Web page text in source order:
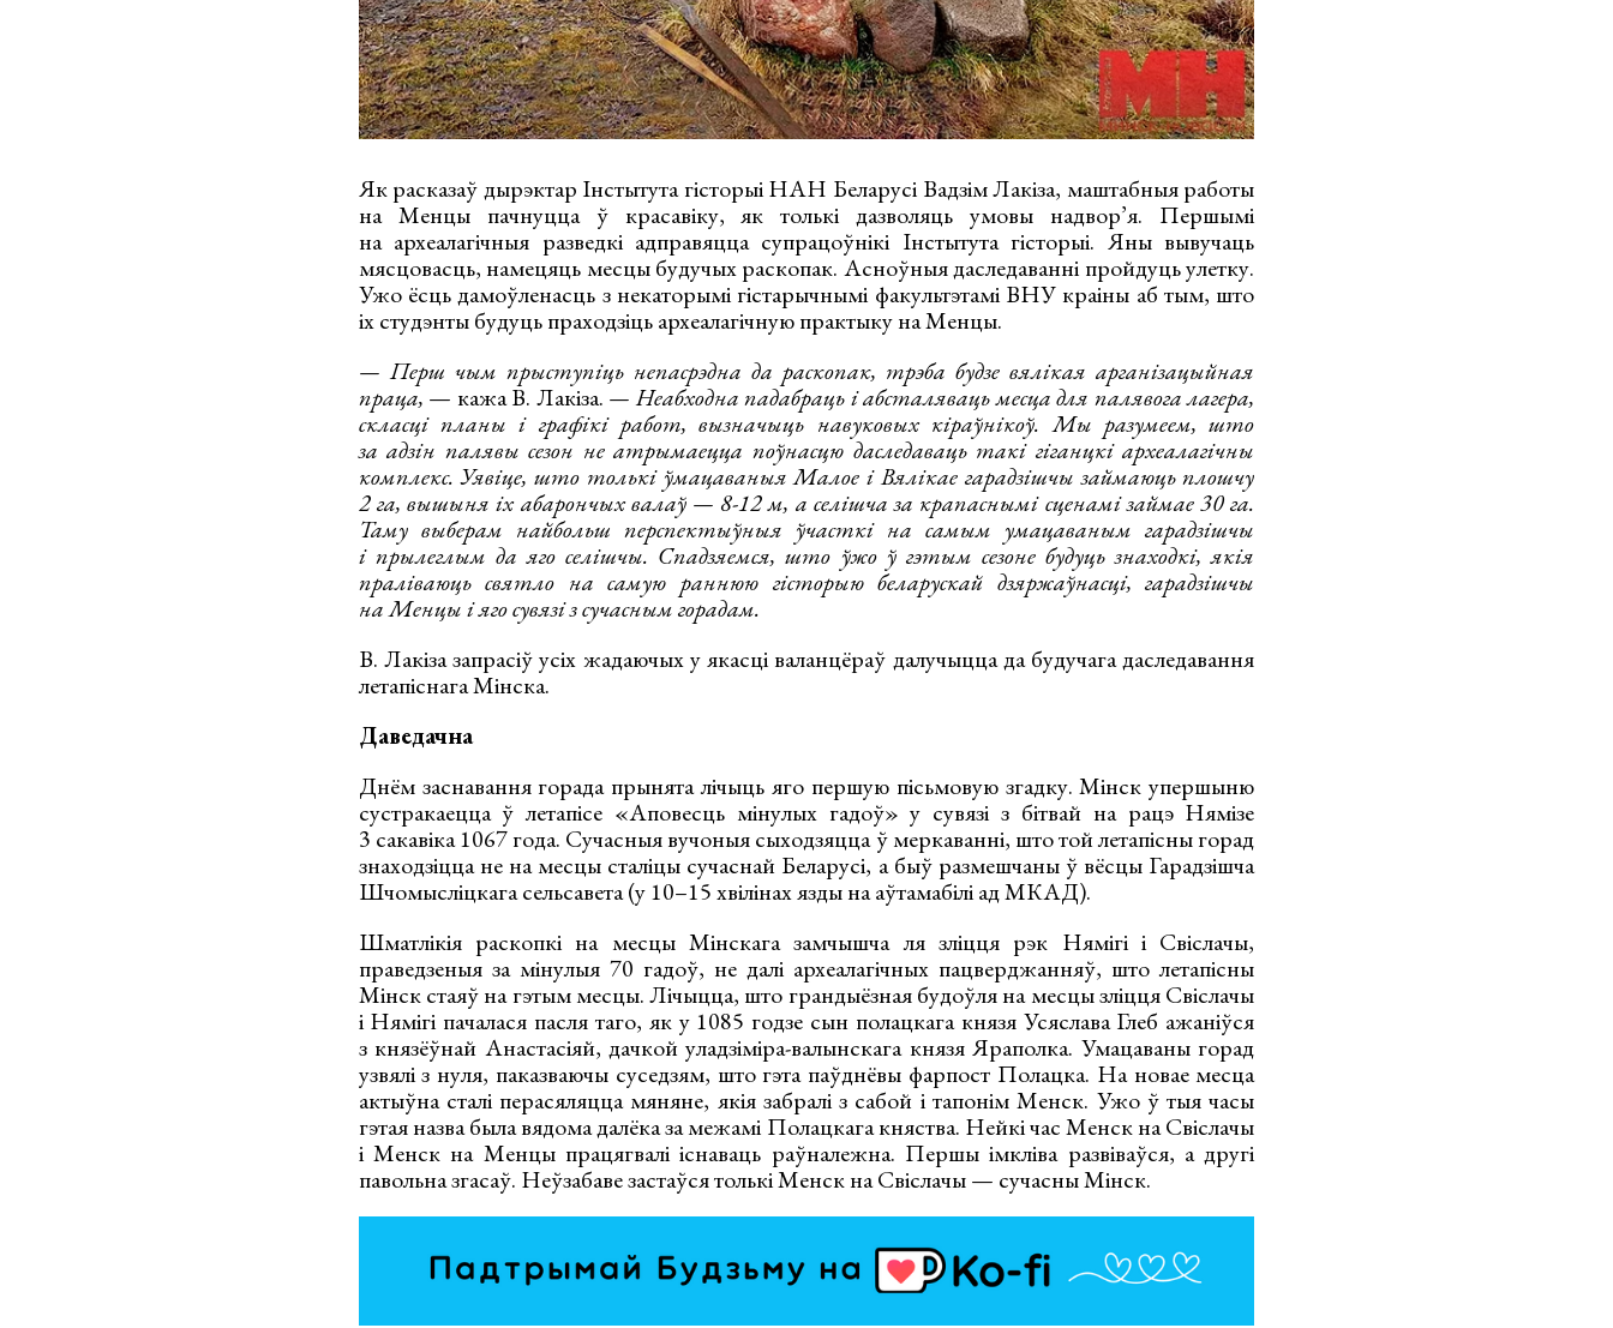
Як расказаў дырэктар Інстытута гісторыі НАН Беларусі Вадзім Лакіза, маштабныя работы
на Менцы пачнуцца ў красавіку, як толькі дазволяць умовы надвор’я. Першымі
на археалагічныя разведкі адправяцца супрацоўнікі Інстытута гісторыі. Яны вывучаць
мясцовасць, намецяць месцы будучых раскопак. Асноўныя даследаванні пройдуць улетку.
Ужо ёсць дамоўленасць з некаторымі гістарычнымі факультэтамі ВНУ краіны аб тым, што
іх студэнты будуць праходзіць археалагічную практыку на Менцы.
— Перш чым прыступіць непасрэдна да раскопак, трэба будзе вялікая арганізацыйная
праца, — кажа В. Лакіза. — Неабходна падабраць і абсталяваць месца для палявога лагера,
скласці планы і графікі работ, вызначыць навуковых кіраўнікоў. Мы разумеем, што
за адзін палявы сезон не атрымаецца поўнасцю даследаваць такі гіганцкі археалагічны
комплекс. Уявіце, што толькі ўмацаваныя Малое і Вялікае гарадзішчы займаюць плошчу
2 га, вышыня іх абарончых валаў — 8-12 м, а селішча за крапаснымі сценамі займае 30 га.
Таму выберам найбольш перспектыўныя ўчасткі на самым умацаваным гарадзішчы
і прылеглым да яго селішчы. Спадзяемся, што ўжо ў гэтым сезоне будуць знаходкі, якія
праліваюць святло на самую раннюю гісторыю беларускай дзяржаўнасці, гарадзішчы
на Менцы і яго сувязі з сучасным горадам.
В. Лакіза запрасіў усіх жадаючых у якасці валанцёраў далучыцца да будучага даследавання
летапіснага Мінска.
Даведачна
Днём заснавання горада прынята лічыць яго першую пісьмовую згадку. Мінск упершыню
сустракаецца ў летапісе «Аповесць мінулых гадоў» у сувязі з бітвай на рацэ Нямізе
3 сакавіка 1067 года. Сучасныя вучоныя сыходзяцца ў меркаванні, што той летапісны горад
знаходзіцца не на месцы сталіцы сучаснай Беларусі, а быў размешчаны ў вёсцы Гарадзішча
Шчомысліцкага сельсавета (у 10–15 хвілінах язды на аўтамабілі ад МКАД).
Шматлікія раскопкі на месцы Мінскага замчышча ля зліцця рэк Нямігі і Свіслачы,
праведзеныя за мінулыя 70 гадоў, не далі археалагічных пацверджанняў, што летапісны
Мінск стаяў на гэтым месцы. Лічыцца, што грандыёзная будоўля на месцы зліцця Свіслачы
і Нямігі пачалася пасля таго, як у 1085 годзе сын полацкага князя Усяслава Глеб ажаніўся
з князёўнай Анастасіяй, дачкой уладзіміра-валынскага князя Яраполка. Умацаваны горад
узвялі з нуля, паказваючы суседзям, што гэта паўднёвы фарпост Полацка. На новае месца
актыўна сталі перасяляцца мяняне, якія забралі з сабой і тапонім Менск. Ужо ў тыя часы
гэтая назва была вядома далёка за межамі Полацкага княства. Нейкі час Менск на Свіслачы
і Менск на Менцы працягвалі існаваць раўналежна. Першы імкліва развіваўся, а другі
павольна згасаў. Неўзабаве застаўся толькі Менск на Свіслачы — сучасны Мінск.